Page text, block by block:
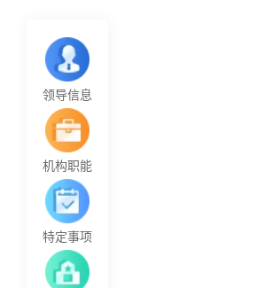
领导信息
机构职能
特定事项